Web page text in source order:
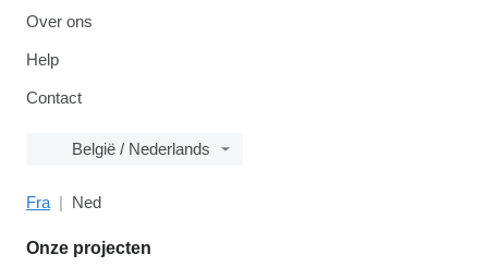
Over ons
Help
Contact
België / Nederlands
Fra Ned
Onze projecten